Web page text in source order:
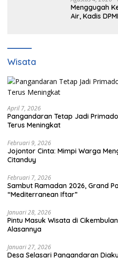
Menggugah
Air, Kadis
Wisata
April 7, 2026
Pangandaran Tetap Jadi
Terus Meningkat
Februari 9, 2026
Jojontor Cinta: Mimpi Warga
Citanduy
Februari 7, 2026
Sambut Ramadan 2026, Grand
“Mediterranean Iftar”
Januari 28, 2026
Pintu Masuk Wisata di
Alasannya
Januari 27, 2026
Desa Selasari Pangandaran